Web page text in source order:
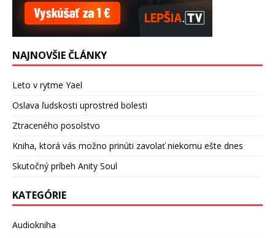
NAJNOVŠIE ČLÁNKY
Leto v rytme Yael
Oslava ľudskosti uprostred bolesti
Ztraceného posolstvo
Kniha, ktorá vás možno prinúti zavolať niekomu ešte dnes
Skutočný príbeh Anity Soul
KATEGÓRIE
Audiokniha